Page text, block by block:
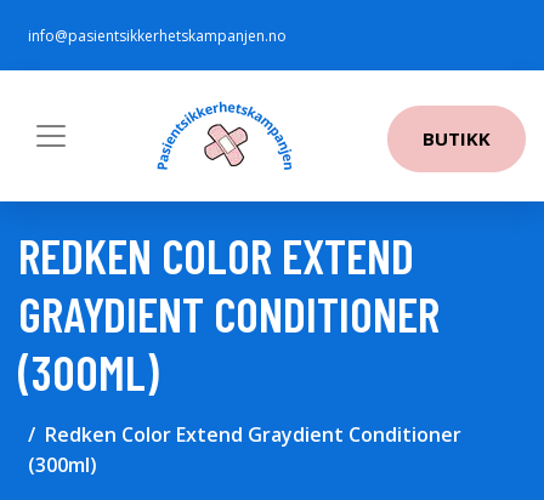
info@pasientsikkerhetskampanjen.no
BUTIKK
REDKEN COLOR EXTEND
GRAYDIENT CONDITIONER
(300ML)
Redken Color Extend Graydient Conditioner
(300ml)